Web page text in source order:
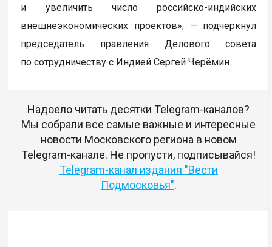
и увеличить число российско-индийских
внешнеэкономических проектов», — подчеркнул
председатель правления Делового совета
по сотрудничеству с Индией Сергей Черёмин.
Надоело читать десятки Telegram-каналов?
Мы собрали все самые важные и интересные
новости Московского региона в новом
Telegram-канале. Не пропусти, подписывайся!
Telegram-канал издания "Вести
Подмосковья".